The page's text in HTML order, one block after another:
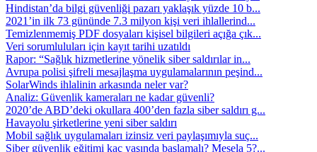
Hindistan’da bilgi güvenliği pazarı yaklaşık yüzde 10 b...
2021’in ilk 73 gününde 7.3 milyon kişi veri ihlallerind...
Temizlenmemiş PDF dosyaları kişisel bilgileri açığa çık...
Veri sorumluluları için kayıt tarihi uzatıldı
Rapor: “Sağlık hizmetlerine yönelik siber saldırılar in...
Avrupa polisi şifreli mesajlaşma uygulamalarının peşind...
SolarWinds ihlalinin arkasında neler var?
Analiz: Güvenlik kameraları ne kadar güvenli?
2020’de ABD’deki okullara 400’den fazla siber saldırı g...
Havayolu şirketlerine yeni siber saldırı
Mobil sağlık uygulamaları izinsiz veri paylaşımıyla suç...
Siber güvenlik eğitimi kaç yaşında başlamalı? Mesela 5?...